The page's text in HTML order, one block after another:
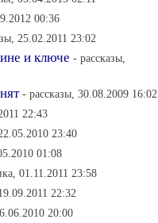
00:36
25.02.2011 23:02
и ключе - рассказы,
- рассказы, 30.08.2009 16:02
22:43
23:40
01:08
01.11.2011 23:58
22:32
20:00